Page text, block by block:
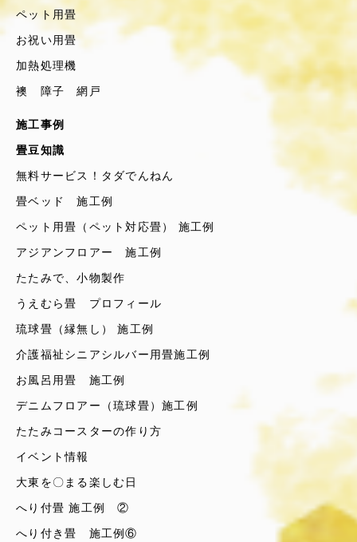
ペット用畳
お祝い用畳
加熱処理機
襖 障子 網戸
施工事例
畳豆知識
無料サービス！タダでんねん
畳ベッド 施工例
ペット用畳（ペット対応畳） 施工例
アジアンフロアー 施工例
たたみで、小物製作
うえむら畳 プロフィール
琉球畳（縁無し） 施工例
介護福祉シニアシルバー用畳施工例
お風呂用畳 施工例
デニムフロアー（琉球畳）施工例
たたみコースターの作り方
イベント情報
大東を〇まる楽しむ日
へり付畳 施工例 ②
へり付き畳 施工例⑥